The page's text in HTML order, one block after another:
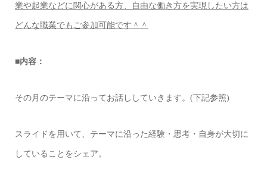
業や起業などに関心がある方、自由な働き方を実現したい方は
どんな職業でもご参加可能です＾＾
■内容：
その月のテーマに沿ってお話ししていきます。(下記参照)
スライドを用いて、テーマに沿った経験・思考・自身が大切に
していることをシェア。